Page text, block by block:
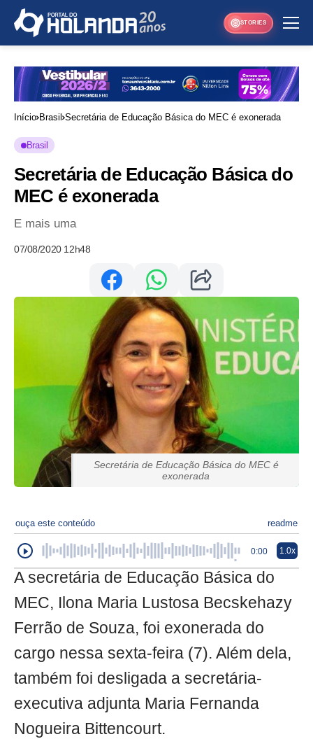
STORIES
Início Brasil Secretária de Educação Básica do MEC é exonerada
Brasil
Secretária de Educação Básica do
MEC é exonerada
E mais uma
07/08/2020 12h48
Secretária de Educação Básica do MEC é
exonerada
ouça este conteúdo readme
0:00 1.0x
A secretária de Educação Básica do
MEC, Ilona Maria Lustosa Becskehazy
Ferrão de Souza, foi exonerada do
cargo nessa sexta-feira (7). Além dela,
também foi desligada a secretária-
executiva adjunta Maria Fernanda
Nogueira Bittencourt.